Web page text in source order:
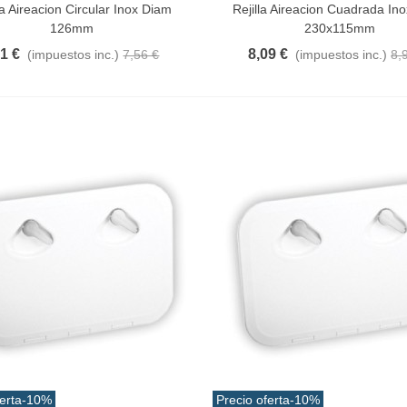
Aireacion Circular Inox Diam
126mm
€ (impuestos inc.) 7,56 €
Rejilla Aireacion Cuadrada
230x115mm
8,09 € (impuestos inc.)
-10% Precio oferta-10%